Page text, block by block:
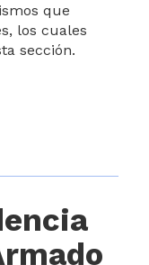
que
los cuales
sección.